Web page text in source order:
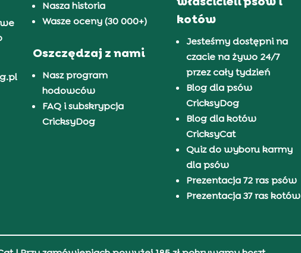
Nasza historia
Wasze oceny (30 000+)
Oszczędzaj z nami
Nasz program
hodowców
FAQ i subskrypcja
CricksyDog
kotów
Jesteśmy dostępni na
czacie na żywo 24/7
przez cały tydzień
Blog dla psów
CricksyDog
Blog dla kotów
CricksyCat
Quiz do wyboru karmy
dla psów
Prezentacja 72 ras psów
Prezentacja 37 ras kotów